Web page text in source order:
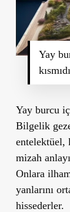
Yay
Yay burcu
Bilgelik
mizah
Onlara
yanlarını
hissederler.